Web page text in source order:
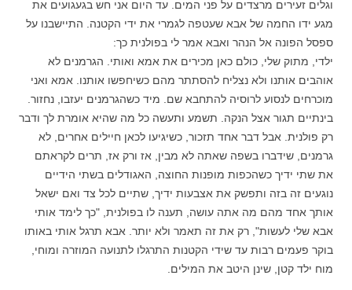
וגלים זעירים מרצדים על פני המים. עד היום אני חש בגעגועים את
מגע ידו החמה של אבא שעטפה לגמרי את ידי הקטנה. התיישבנו על
ספסל הפונה אל הנהר ואבא אמר לי בפולנית כך:
ילדי, מתוק שלי, כולם כאן מכירים את אמא ואותי. הגרמנים לא
אוהבים אותנו ולא נצליח להסתתר מהם כשיחפשו אותנו. אמא ואני
מוכרחים לנסוע לרוסיה להתחבא שם. מיד כשהגרמנים יעזבו, נחזור.
בינתיים תגור אצל הנקה. תשמע ותעשה כל מה שהיא אומרת לך ודבר
רק פולנית. אבל דבר אחד תזכור, כשיגיעו לכאן חיילים אחרים, לא
גרמנים, שידברו בשפה שאתה לא מבין, אז ורק אז, תרים לקראתם
את שתי ידיך כשהכפות מופנות החוצה, האגודלים בשתי הידיים
נוגעים זה בזה ותפשק את אצבעות ידיך, שתיים לכל צד ואם ישאל
אותך אחד מהם מה אתה עושה, תענה לו בפולנית, "כך לימד אותי
אבא שלי לעשות", רק את זה תאמר ולא יותר. אבא תרגל אותי באותו
בוקר פעמים רבות עד שידי הקטנות התרגלו לתנועה המוזרה ומוחי,
מוח ילד קטן, שינן היטב את המילים.